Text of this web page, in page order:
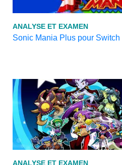
ANALYSE ET EXAMEN
Sonic Mania Plus pour Switch
ANALYSE ET EXAMEN